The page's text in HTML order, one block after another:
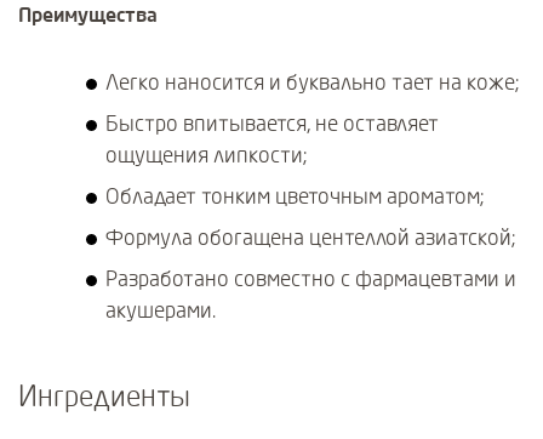
Преимущества
Легко наносится и буквально тает на коже;
Быстро впитывается, не оставляет
ощущения липкости;
Обладает тонким цветочным ароматом;
Формула обогащена центеллой азиатской;
Разработано совместно с фармацевтами и
акушерами.
Ингредиенты